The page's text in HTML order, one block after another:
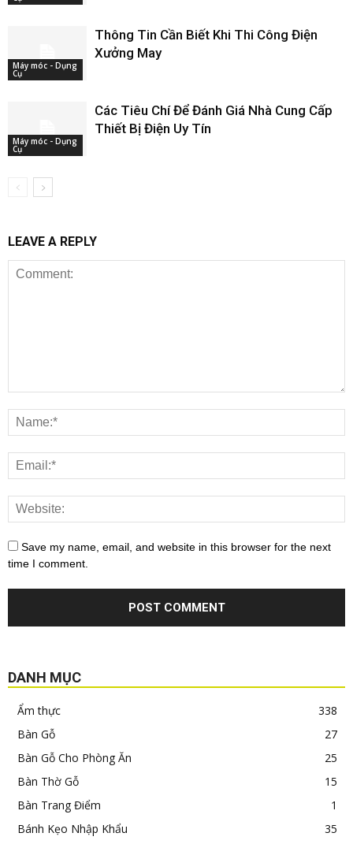
Máy móc - Dụng
Cụ
Thông Tin Cần Biết Khi Thi Công Điện
Xưởng May
Máy móc - Dụng
Cụ
Các Tiêu Chí Để Đánh Giá Nhà Cung Cấp
Thiết Bị Điện Uy Tín
LEAVE A REPLY
Save my name, email, and website in this browser for the next
time I comment.
DANH MỤC
Ẩm thực
338
Bàn Gỗ
27
Bàn Gỗ Cho Phòng Ăn
25
Bàn Thờ Gỗ
15
Bàn Trang Điểm
1
Bánh Kẹo Nhập Khẩu
35